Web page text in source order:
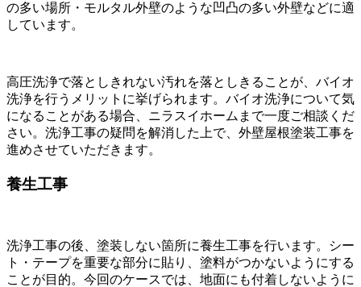
の多い場所・モルタル外壁のような凹凸の多い外壁などに適
しています。
高圧洗浄で落としきれない汚れを落としきることが、バイオ
洗浄を行うメリットに挙げられます。バイオ洗浄について気
になることがある場合、ニラスイホームまで一度ご相談くだ
さい。洗浄工事の疑問を解消した上で、外壁屋根塗装工事を
進めさせていただきます。
養生工事
洗浄工事の後、塗装しない箇所に養生工事を行います。シー
ト・テープを重要な部分に貼り、塗料がつかないようにする
ことが目的。今回のケースでは、地面にも付着しないように